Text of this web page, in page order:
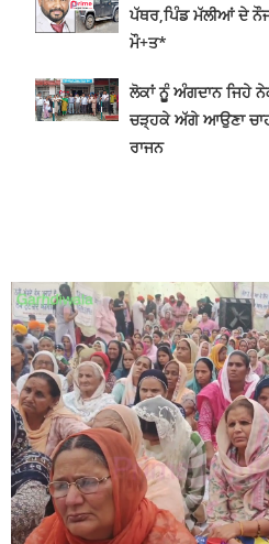
ਪੱਥਰ,ਪਿੰਡ ਮੱਲੀਆਂ ਦੇ
ਮੌ+ਤ*
ਲੋਕਾਂ ਨੂੂੰ ਅੰਗਦਾਨ ਜਿਹੇ
ਚੜ੍ਹਕੇ ਅੱਗੇ ਆਉਣਾ
ਰਾਜਨ